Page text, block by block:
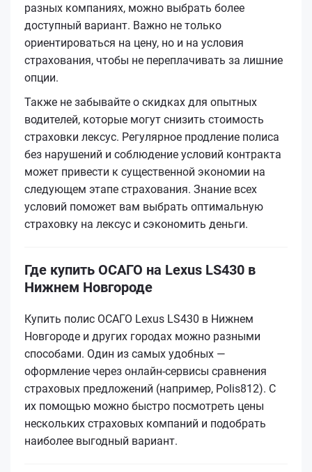
разных компаниях, можно выбрать более
доступный вариант. Важно не только
ориентироваться на цену, но и на условия
страхования, чтобы не переплачивать за лишние
опции.
Также не забывайте о скидках для опытных
водителей, которые могут снизить стоимость
страховки лексус. Регулярное продление полиса
без нарушений и соблюдение условий контракта
может привести к существенной экономии на
следующем этапе страхования. Знание всех
условий поможет вам выбрать оптимальную
страховку на лексус и сэкономить деньги.
Где купить ОСАГО на Lexus LS430 в
Нижнем Новгороде
Купить полис ОСАГО Lexus LS430 в Нижнем
Новгороде и других городах можно разными
способами. Один из самых удобных —
оформление через онлайн-сервисы сравнения
страховых предложений (например, Polis812). С
их помощью можно быстро посмотреть цены
нескольких страховых компаний и подобрать
наиболее выгодный вариант.